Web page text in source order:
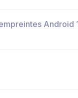
Android